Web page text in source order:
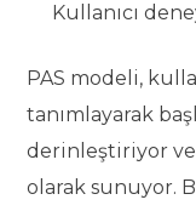
Kullanıcı
PAS modeli,
tanımlayarak
derinleştiriyor
olarak sunuyor.